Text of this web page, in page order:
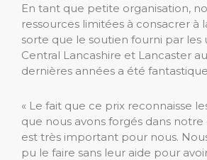
En tant que petite organisation,
ressources limitées à consacrer à
sorte que le soutien fourni par les
Central Lancashire et Lancaster
dernières années a été
« Le fait que ce prix reconnaisse
que nous avons forgés dans
est très important pour nous.
pu le faire sans leur aide pour